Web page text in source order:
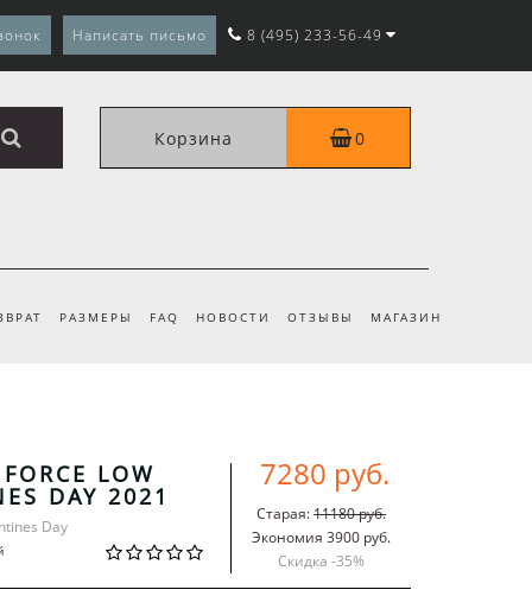
Написать письмо 8 (495) 233-56-49
Корзина 0
РАЗМЕРЫ FAQ НОВОСТИ ОТЗЫВЫ МАГАЗИН
LOW
DAY 2021
Day
7280 руб.
Старая:11180 руб.
Экономия 3900 руб.
Скидка -35%